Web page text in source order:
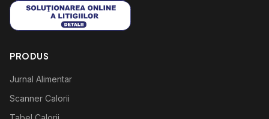
PRODUS
Jurnal Alimentar
Scanner Calorii